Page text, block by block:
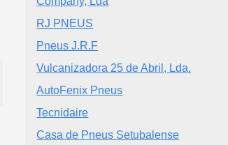
RJ PNEUS
Pneus J.R.F
Vulcanizadora 25 de Abril, Lda.
AutoFenix Pneus
Tecnidaire
Casa de Pneus Setubalense